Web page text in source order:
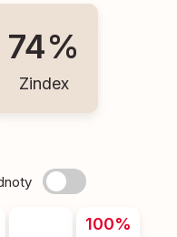
74%
Zindex
100%